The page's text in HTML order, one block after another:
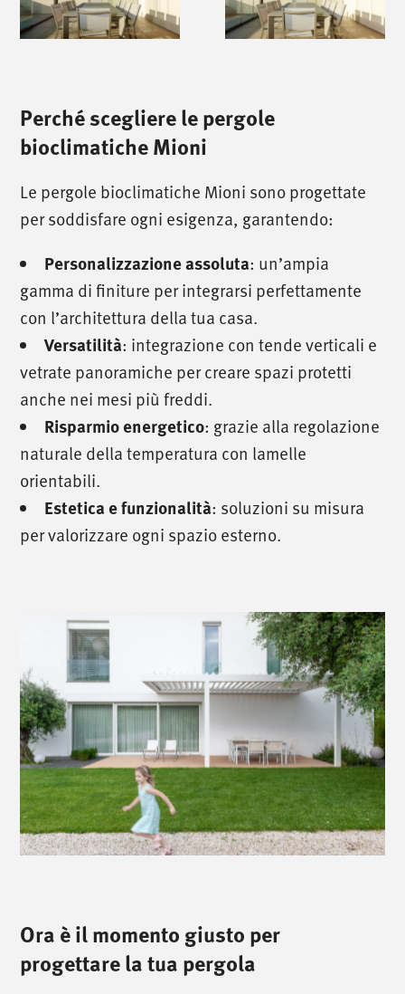
Perché scegliere le pergole
bioclimatiche Mioni
Le pergole bioclimatiche Mioni sono progettate
per soddisfare ogni esigenza, garantendo:
Personalizzazione assoluta: un’ampia
gamma di finiture per integrarsi perfettamente
con l’architettura della tua casa.
Versatilità: integrazione con tende verticali e
vetrate panoramiche per creare spazi protetti
anche nei mesi più freddi.
Risparmio energetico: grazie alla regolazione
naturale della temperatura con lamelle
orientabili.
Estetica e funzionalità: soluzioni su misura
per valorizzare ogni spazio esterno.
Ora è il momento giusto per
progettare la tua pergola